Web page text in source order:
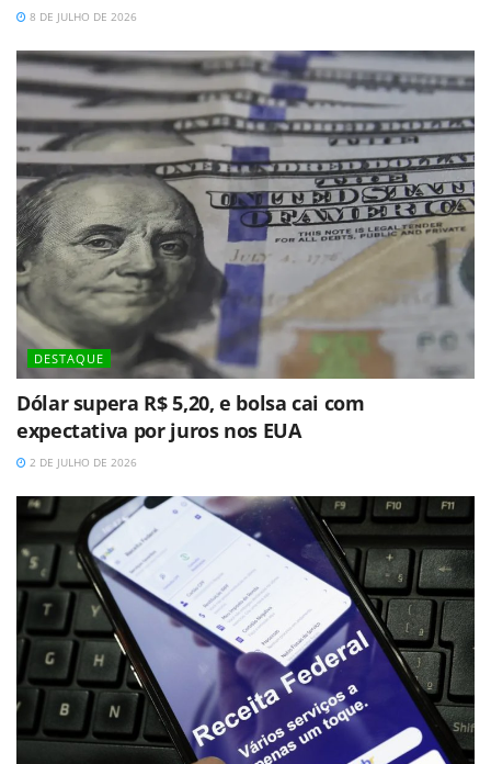
8 DE JULHO DE 2026
DESTAQUE
Dólar supera R$ 5,20, e bolsa cai com
expectativa por juros nos EUA
2 DE JULHO DE 2026